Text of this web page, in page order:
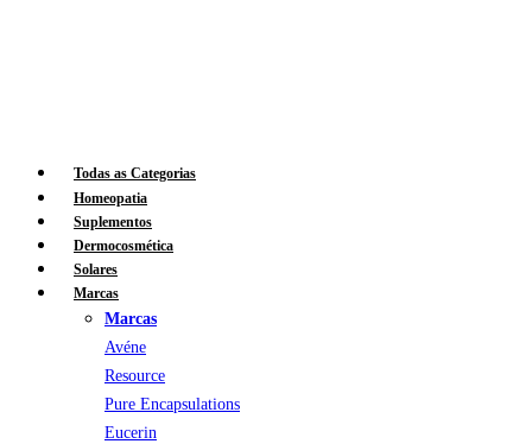
Todas as Categorias
Homeopatia
Suplementos
Dermocosmética
Solares
Marcas
Marcas
Avéne
Resource
Pure Encapsulations
Eucerin